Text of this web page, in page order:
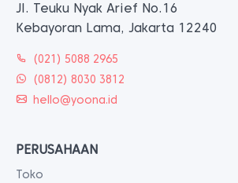
Jl. Teuku Nyak Arief No.16
Kebayoran Lama, Jakarta 12240
(021) 5088 2965
(0812) 8030 3812
hello@yoona.id
PERUSAHAAN
Toko